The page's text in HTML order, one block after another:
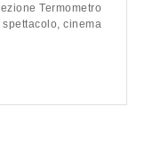
Termometro
cinema